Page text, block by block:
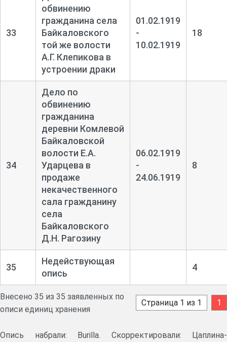
33
обвинению
гражданина села
Байкаловского
той же волости
А.Г. Клепикова в
устроении драки
01.02.1919
-
10.02.1919
18
34
Дело по
обвинению
гражданина
деревни Комлевой
Байкаловской
волости Е.А.
Ударцева в
продаже
некачественного
сала гражданину
села
Байкаловского
Д.Н. Рагозину
06.02.1919
-
24.06.1919
8
35
Недействующая
опись
4
Внесено 35 из 35 заявленных по
описи единиц хранения
Страница 1 из 1 1
Опись набрали: Burilla. Скорректировали: Цаплина-